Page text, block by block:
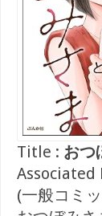
Title : おつ
Associated
(一般コミ